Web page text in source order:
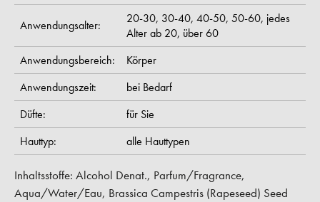
Anwendungsalter: 20-30, 30-40, 40-50, 50-60, jedes
Alter ab 20, über 60
Anwendungsbereich:
Körper
Anwendungszeit:
bei Bedarf
Düfte:
für Sie
Hauttyp:
alle Hauttypen
Inhaltsstoffe: Alcohol Denat., Parfum/Fragrance,
Aqua/Water/Eau, Brassica Campestris (Rapeseed) Seed